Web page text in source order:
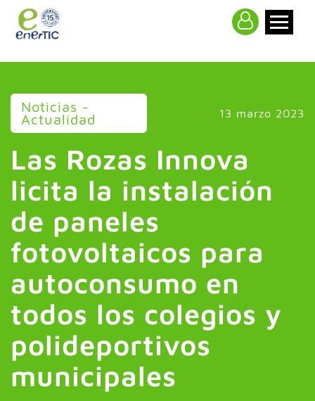
Noticias -
Actualidad 13 marzo 2023
Las Rozas Innova
licita la instalación
de paneles
fotovoltaicos para
autoconsumo en
todos los colegios y
polideportivos
municipales